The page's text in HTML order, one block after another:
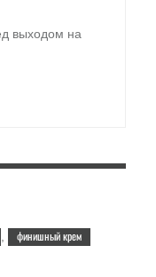
выходом на
финишный крем